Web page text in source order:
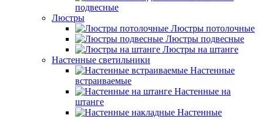
подвесные
Люстры
Люстры потолочные
Люстры подвесные
Люстры на штанге
Настенные светильники
Настенные
встраиваемые
Настенные на
штанге
Настенные